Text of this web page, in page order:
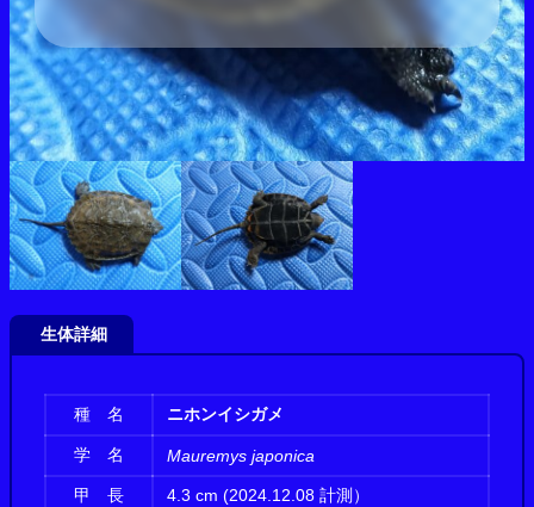
生体詳細
種 名 ニホンイシガメ
学 名 Mauremys japonica
甲 長 4.3 cm (2024.12.08 計測）